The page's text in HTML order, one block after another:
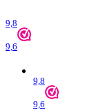
9,8
9,6
9,8
9,6